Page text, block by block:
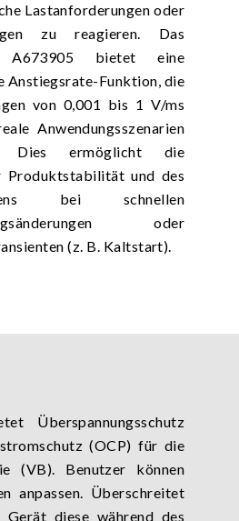
Lastanforderungen oder
zu reagieren. Das
A673905 bietet eine
Anstiegsrate-Funktion, die
von 0,001 bis 1 V/ms
Anwendungsszenarien
Dies ermöglicht die
Produktstabilität und des
bei schnellen
oder
(z. B. Kaltstart).
Überspannungsschutz
(OCP) für die
(VB). Benutzer können
anpassen. Überschreitet
diese während des